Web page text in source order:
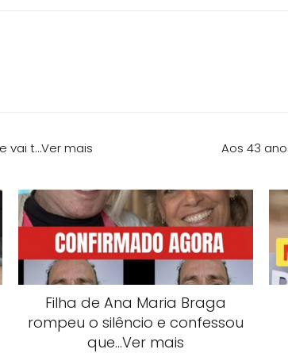
vai t…Ver mais Aos 43
Filha de Ana Maria Braga
rompeu o silêncio e confessou
que…Ver mais